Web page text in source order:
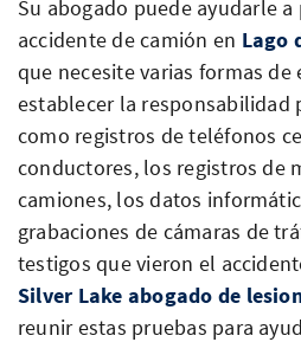
Su abogado puede ayudarle
accidente de camión en Lago
que necesite varias formas de
establecer la responsabilidad
como registros de teléfonos
conductores, los registros de
camiones, los datos
grabaciones de cámaras de
testigos que vieron el
Silver Lake abogado de
reunir estas pruebas para